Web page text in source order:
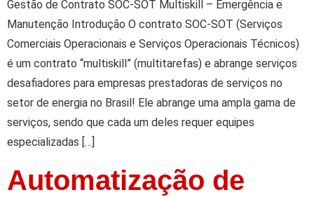
Gestão de Contrato SOC-SOT Multiskill – Emergência e
Manutenção Introdução O contrato SOC-SOT (Serviços
Comerciais Operacionais e Serviços Operacionais Técnicos)
é um contrato “multiskill” (multitarefas) e abrange serviços
desafiadores para empresas prestadoras de serviços no
setor de energia no Brasil! Ele abrange uma ampla gama de
serviços, sendo que cada um deles requer equipes
especializadas […]
Automatização de